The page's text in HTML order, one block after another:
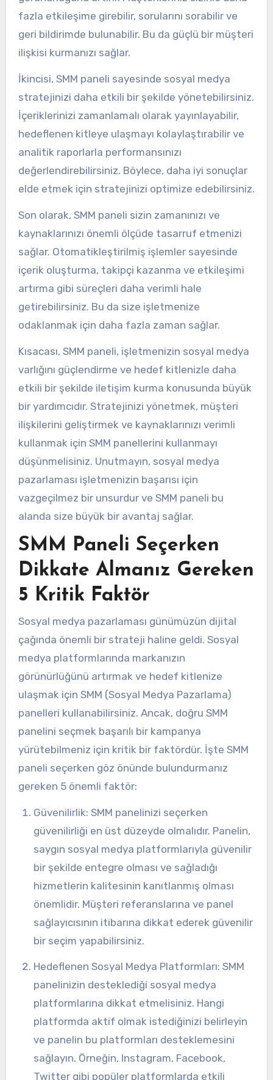
fazla etkileşime girebilir, sorularını sorabilir ve
geri bildirimde bulunabilir. Bu da güçlü bir müşteri
ilişkisi kurmanızı sağlar.
İkincisi, SMM paneli sayesinde sosyal medya
stratejinizi daha etkili bir şekilde yönetebilirsiniz.
İçeriklerinizi zamanlamalı olarak yayınlayabilir,
hedeflenen kitleye ulaşmayı kolaylaştırabilir ve
analitik raporlarla performansınızı
değerlendirebilirsiniz. Böylece, daha iyi sonuçlar
elde etmek için stratejinizi optimize edebilirsiniz.
Son olarak, SMM paneli sizin zamanınızı ve
kaynaklarınızı önemli ölçüde tasarruf etmenizi
sağlar. Otomatikleştirilmiş işlemler sayesinde
içerik oluşturma, takipçi kazanma ve etkileşimi
artırma gibi süreçleri daha verimli hale
getirebilirsiniz. Bu da size işletmenize
odaklanmak için daha fazla zaman sağlar.
Kısacası, SMM paneli, işletmenizin sosyal medya
varlığını güçlendirme ve hedef kitlenizle daha
etkili bir şekilde iletişim kurma konusunda büyük
bir yardımcıdır. Stratejinizi yönetmek, müşteri
ilişkilerini geliştirmek ve kaynaklarınızı verimli
kullanmak için SMM panellerini kullanmayı
düşünmelisiniz. Unutmayın, sosyal medya
pazarlaması işletmenizin başarısı için
vazgeçilmez bir unsurdur ve SMM paneli bu
alanda size büyük bir avantaj sağlar.
SMM Paneli Seçerken
Dikkate Almanız Gereken
5 Kritik Faktör
Sosyal medya pazarlaması günümüzün dijital
çağında önemli bir strateji haline geldi. Sosyal
medya platformlarında markanızın
görünürlüğünü artırmak ve hedef kitlenize
ulaşmak için SMM (Sosyal Medya Pazarlama)
panelleri kullanabilirsiniz. Ancak, doğru SMM
panelini seçmek başarılı bir kampanya
yürütebilmeniz için kritik bir faktördür. İşte SMM
paneli seçerken göz önünde bulundurmanız
gereken 5 önemli faktör:
Güvenilirlik: SMM panelinizi seçerken
güvenilirliği en üst düzeyde olmalıdır. Panelin,
saygın sosyal medya platformlarıyla güvenilir
bir şekilde entegre olması ve sağladığı
hizmetlerin kalitesinin kanıtlanmış olması
önemlidir. Müşteri referanslarına ve panel
sağlayıcısının itibarına dikkat ederek güvenilir
bir seçim yapabilirsiniz.
Hedeflenen Sosyal Medya Platformları: SMM
panelinizin desteklediği sosyal medya
platformlarına dikkat etmelisiniz. Hangi
platformda aktif olmak istediğinizi belirleyin
ve panelin bu platformları desteklemesini
sağlayın. Örneğin, Instagram, Facebook,
Twitter gibi popüler platformlarda etkili